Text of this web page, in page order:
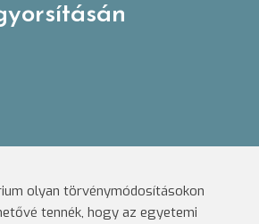
olyan törvénymódosításokon
tennék, hogy az egyetemi